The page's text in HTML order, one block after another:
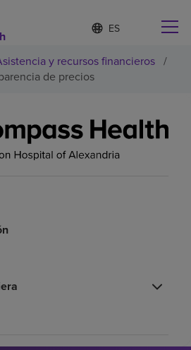
Lista
de
idiomas
contraída
d
o
m
e
c
y recursos financieros /
de precios